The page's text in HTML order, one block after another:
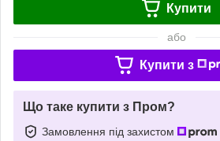
Купити
або
Купити з
Що таке купити з Пром?
Замовлення під захистом